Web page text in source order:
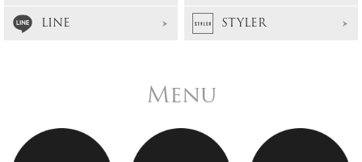
LINE
STYLER
Menu